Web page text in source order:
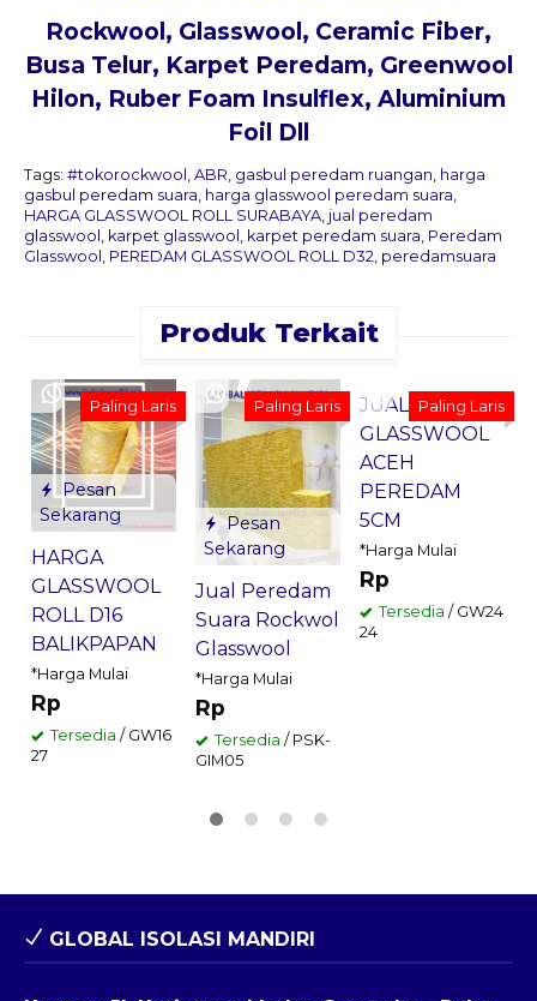
Rockwool, Glasswool, Ceramic Fiber,
Busa Telur, Karpet Peredam, Greenwool
Hilon, Ruber Foam Insulflex, Aluminium
Foil Dll
Tags: #tokorockwool ABR gasbul peredam ruangan harga
gasbul peredam suara harga glasswool peredam suara
HARGA GLASSWOOL ROLL SURABAYA jual peredam
glasswool karpet glasswool karpet peredam suara Peredam
Glasswool PEREDAM GLASSWOOL ROLL D32 peredamsuara
Produk Terkait
Pesan
Sekarang
Paling Laris
HARGA
GLASSWOOL
ROLL D16
BALIKPAPAN
*Harga Mulai
Rp
Tersedia / GW16
27
Pesan
Sekarang
Paling Laris
Jual Peredam
Suara Rockwol
Glasswool
*Harga Mulai
Rp
Tersedia / PSK-
GIM05
Paling Laris
JUAL
GLASSWOOL
ACEH
PEREDAM
5CM
*Harga Mulai
Rp
Tersedia / GW24
24
GLOBAL ISOLASI MANDIRI